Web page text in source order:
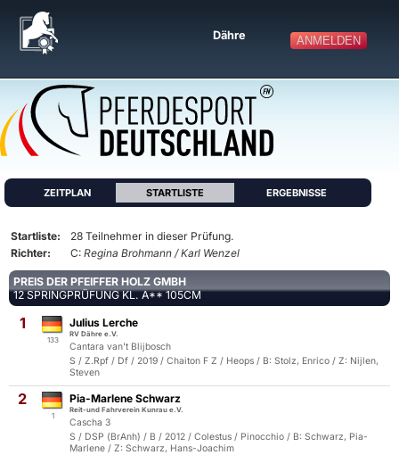
ANMELDEN
Dähre
ZEITPLAN STARTLISTE ERGEBNISSE
Startliste:
28 Teilnehmer in dieser Prüfung.
Richter:
C: Regina Brohmann / Karl Wenzel
PREIS DER PFEIFFER HOLZ GMBH
12 SPRINGPRÜFUNG KL. A** 105CM
1
133
Julius Lerche
RV Dähre e.V.
Cantara van't Blijbosch
S / Z.Rpf / Df / 2019 / Chaiton F Z / Heops / B: Stolz, Enrico / Z: Nijlen,
Steven
2
1
Pia-Marlene Schwarz
Reit-und Fahrverein Kunrau e.V.
Cascha 3
S / DSP (BrAnh) / B / 2012 / Colestus / Pinocchio / B: Schwarz, Pia-
Marlene / Z: Schwarz, Hans-Joachim